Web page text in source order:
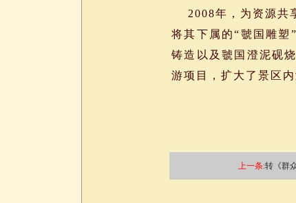
2008年，为资源共
将其下属的“虢国雕塑
铸造以及虢国澄泥砚
游项目，扩大了景区
上一条:转《群